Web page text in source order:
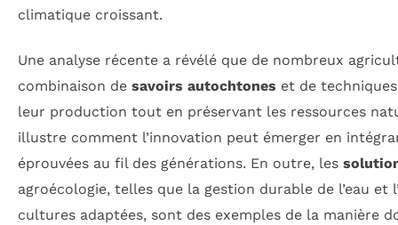
climatique croissant.
Une analyse récente a révélé que de nombreux
combinaison de savoirs autochtones et de
leur production tout en préservant les ressources
illustre comment l’innovation peut émerger en
éprouvées au fil des générations. En outre, les
agroécologie, telles que la gestion durable de l’eau et
cultures adaptées, sont des exemples de la manière